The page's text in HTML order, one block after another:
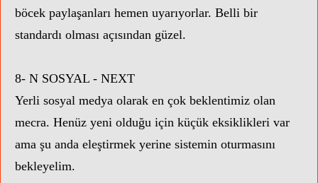
böcek paylaşanları hemen uyarıyorlar. Belli bir
standardı olması açısından güzel.
8- N SOSYAL - NEXT
Yerli sosyal medya olarak en çok beklentimiz olan
mecra. Henüz yeni olduğu için küçük eksiklikleri var
ama şu anda eleştirmek yerine sistemin oturmasını
bekleyelim.